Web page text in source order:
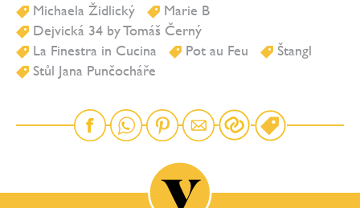
Michaela Židlický
Marie B
Dejvická 34 by Tomáš Černý
La Finestra in Cucina
Pot au Feu
Štangl
Stůl Jana Punčocháře